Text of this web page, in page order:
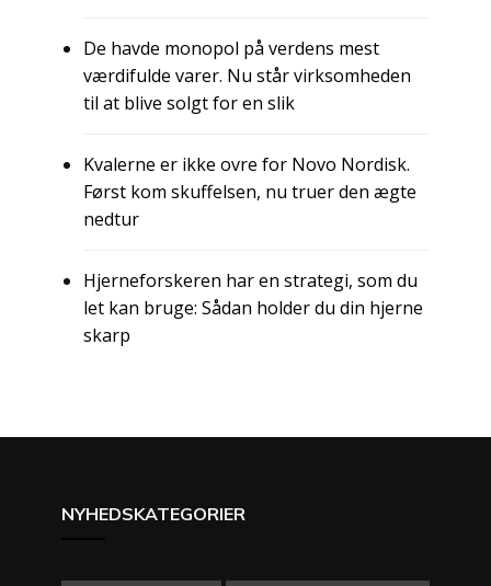
De havde monopol på verdens mest
værdifulde varer. Nu står virksomheden
til at blive solgt for en slik
Kvalerne er ikke ovre for Novo Nordisk.
Først kom skuffelsen, nu truer den ægte
nedtur
Hjerneforskeren har en strategi, som du
let kan bruge: Sådan holder du din hjerne
skarp
NYHEDSKATEGORIER